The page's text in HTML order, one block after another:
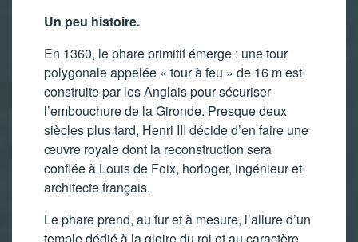
Un peu histoire.
En 1360, le phare primitif émerge : une tour
polygonale appelée « tour à feu » de 16 m est
construite par les Anglais pour sécuriser
l’embouchure de la Gironde. Presque deux
siècles plus tard, Henri III décide d’en faire une
œuvre royale dont la reconstruction sera
confiée à Louis de Foix, horloger, ingénieur et
architecte français.
Le phare prend, au fur et à mesure, l’allure d’un